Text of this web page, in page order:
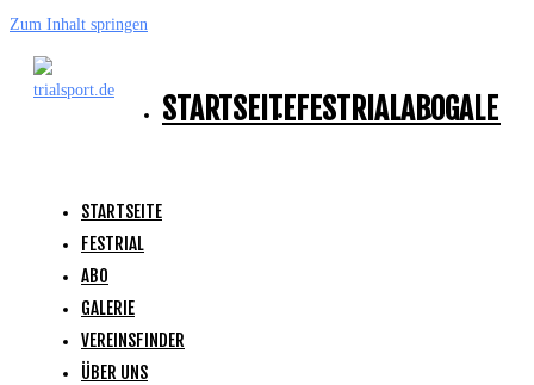
Zum Inhalt springen
STARTSEITEFESTRIALABOGALERIE
STARTSEITE
FESTRIAL
ABO
GALERIE
VEREINSFINDER
ÜBER UNS